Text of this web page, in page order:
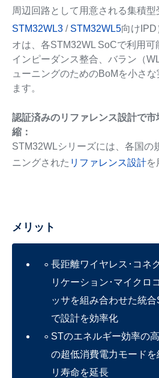
周辺回路として用意される集積型
STM32WL3/ STM32WL5向けIPD
オは、各STM32WL SoCで利用可
インピーダンス整合、バラン（
ューニングのためのBoMを小さ
ます。
認証済みのリファレンス設計で
縮：
STM32WLシリーズには、各国の
ニングされた リファレンス設計を
メリット
長距離ワイヤレス･コネ
リケーション･マイクロ
ッサを組み合わせた統
で設計を効率化
STのエネルギー効率の
の超低消費電力モード
リ寿命を延長